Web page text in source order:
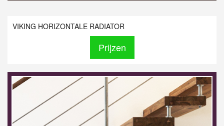
VIKING HORIZONTALE RADIATOR
Prijzen